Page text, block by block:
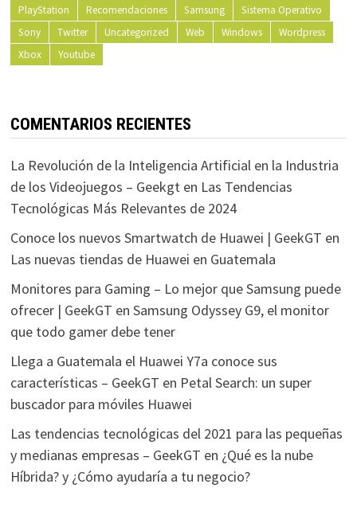
PlayStation
Recomendaciones Samsung
Sistema Operativo
Sony
Twitter Uncategorized Web Windows
Wordpress
Xbox
Youtube
COMENTARIOS RECIENTES
La Revolución de la Inteligencia Artificial en la Industria
de los Videojuegos – Geekgten Las Tendencias
Tecnológicas Más Relevantes de 2024
Conoce los nuevos Smartwatch de Huawei | GeekGT en
Las nuevas tiendas de Huawei en Guatemala
Monitores para Gaming – Lo mejor que Samsung puede
ofrecer | GeekGT en Samsung Odyssey G9, el monitor
que todo gamer debe tener
Llega a Guatemala el Huawei Y7a conoce sus
características – GeekGT en Petal Search: un super
buscador para móviles Huawei
Las tendencias tecnológicas del 2021 para las pequeñas
y medianas empresas – GeekGT en ¿Qué es la nube
Híbrida? y ¿Cómo ayudaría a tu negocio?